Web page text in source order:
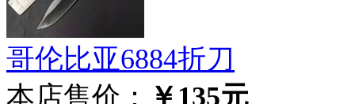
哥伦比亚6884折刀
本店售价： ￥135元